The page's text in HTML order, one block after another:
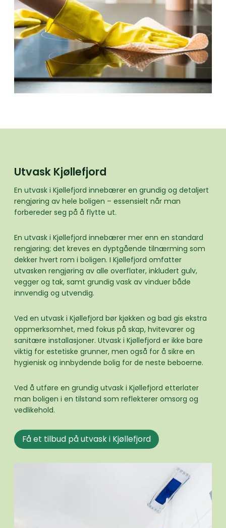
Utvask Kjøllefjord
En utvask i Kjøllefjord innebærer en grundig og detaljert
rengjøring av hele boligen – essensielt når man
forbereder seg på å flytte ut.
En utvask i Kjøllefjord innebærer mer enn en standard
rengjøring; det kreves en dyptgående tilnærming som
dekker hvert rom i boligen. I Kjøllefjord omfatter
utvasken rengjøring av alle overflater, inkludert gulv,
vegger og tak, samt grundig vask av vinduer både
innvendig og utvendig.
Ved en utvask i Kjøllefjord bør kjøkken og bad gis ekstra
oppmerksomhet, med fokus på skap, hvitevarer og
sanitære installasjoner. Utvask i Kjøllefjord er ikke bare
viktig for estetiske grunner, men også for å sikre en
hygienisk og innbydende bolig for de neste beboerne.
Ved å utføre en grundig utvask i Kjøllefjord etterlater
man boligen i en tilstand som reflekterer omsorg og
vedlikehold.
Få et tilbud på utvask i Kjøllefjord